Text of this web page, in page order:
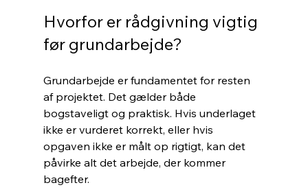
Hvorfor er rådgivning vigtig
før grundarbejde?
Grundarbejde er fundamentet for resten
af projektet. Det gælder både
bogstaveligt og praktisk. Hvis underlaget
ikke er vurderet korrekt, eller hvis
opgaven ikke er målt op rigtigt, kan det
påvirke alt det arbejde, der kommer
bagefter.